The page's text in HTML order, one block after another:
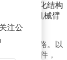
通过一体化结构
30%，使机械臂
产铺平道路。以
的关键部件，
注公